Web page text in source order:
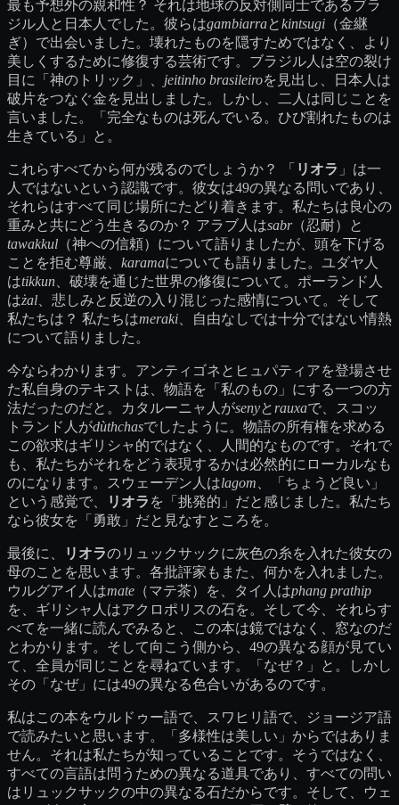
最も予想外の親和性？ それは地球の反対側同士であるブラ
ジル人と日本人でした。彼らはgambiarraとkintsugi （金継
ぎ）で出会いました。壊れたものを隠すためではなく、より
美しくするために修復する芸術です。ブラジル人は空の裂け
目に「神のトリック」、 jeitinho brasileiroを見出し、日本人は
破片をつなぐ金を見出しました。しかし、二人は同じことを
言いました。「完全なものは死んでいる。ひび割れたものは
生きている」と。
これらすべてから何が残るのでしょうか？ 「 リオラ 」は一
人ではないという認識です。彼女は49の異なる問いであり、
それらはすべて同じ場所にたどり着きます。私たちは良心の
重みと共にどう生きるのか？ アラブ人はsabr（忍耐）と
tawakkul （神への信頼）について語りましたが、頭を下げる
ことを拒む尊厳、 karamaについても語りました。ユダヤ人
はtikkun 、破壊を通じた世界の修復について。ポーランド人
はżal 、悲しみと反逆の入り混じった感情について。そして
私たちは？ 私たちはmeraki 、自由なしでは十分ではない情熱
について語りました。
今ならわかります。アンティゴネとヒュパティアを登場させ
た私自身のテキストは、物語を「私のもの」にする一つの方
法だったのだと。カタルーニャ人がsenyと rauxaで、スコッ
トランド人がdùthchasでしたように。物語の所有権を求める
この欲求はギリシャ的ではなく、人間的なものです。それで
も、私たちがそれをどう表現するかは必然的にローカルなも
のになります。スウェーデン人はlagom 、「ちょうど良い」
という感覚で、
リオラ を「挑発的」だと感じました。私たち
なら彼女を「勇敢」だと見なすところを。
最後に、 リオラのリュックサックに灰色の糸を入れた彼女の
母のことを思います。各批評家もまた、何かを入れました。
ウルグアイ人はmate （マテ茶）を、タイ人はphang prathip
を、ギリシャ人はアクロポリスの石を。そして今、それらす
べてを一緒に読んでみると、この本は鏡ではなく、窓なのだ
とわかります。そして向こう側から、49の異なる顔が見てい
て、全員が同じことを尋ねています。「なぜ？」と。しかし
その「なぜ」には49の異なる色合いがあるのです。
私はこの本をウルドゥー語で、スワヒリ語で、ジョージア語
で読みたいと思います。「多様性は美しい」からではありま
せん。それは私たちが知っていることです。そうではなく、
すべての言語は問うための異なる道具であり、すべての問い
はリュックサックの中の異なる石だからです。そして、ウェ